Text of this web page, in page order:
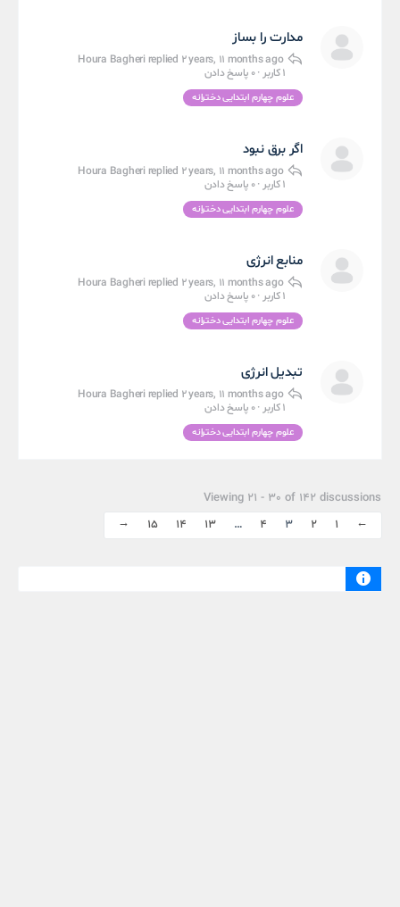
مدارت را بساز
Houra Bagheri replied 2 years, 11 months ago
1 کاربر
· 0 پاسخ دادن
علوم چهارم ابتدایی دخترانه
اگر برق نبود
Houra Bagheri replied 2 years, 11 months ago
1 کاربر
· 0 پاسخ دادن
علوم چهارم ابتدایی دخترانه
منابع انرژی
Houra Bagheri replied 2 years, 11 months ago
1 کاربر
· 0 پاسخ دادن
علوم چهارم ابتدایی دخترانه
تبدیل‌ انرژی
Houra Bagheri replied 2 years, 11 months ago
1 کاربر
· 0 پاسخ دادن
علوم چهارم ابتدایی دخترانه
Viewing 21 - 30 of 142 discussions
→
1
2
3
4
…
13
14
15
←